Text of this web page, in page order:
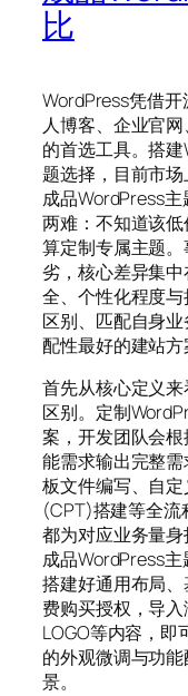
比
WordPress凭借
人博客、企业官
的首选工具。搭
题选择，目前市
成品WordPress
两难：不知道该
算定制专属主题
劣，核心差异集
全、个性化程度
区别、匹配自身
配性最好的建站方
首先从核心定义
区别。定制
案，开发团队会
能需求输出完整
板文件编写、自
(CPT)搭建等全流
都为对应业务量
成品WordPress
搭建好通用布局
费购买授权，导入
LOGO等内容，
的外观微调与功
景。